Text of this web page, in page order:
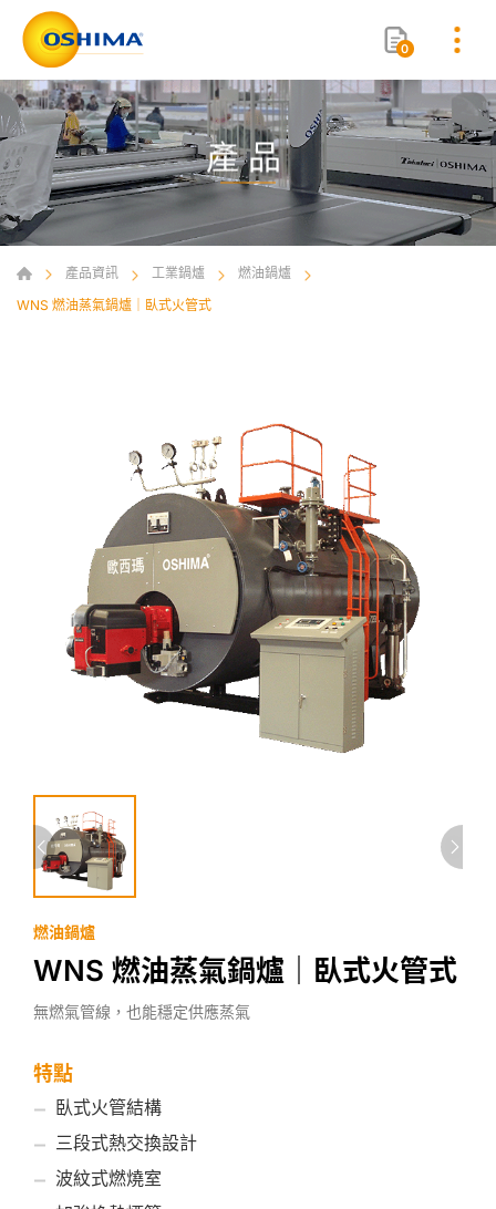
0
產品
產品資訊 工業鍋爐
燃油鍋爐
WNS 燃油蒸氣鍋爐｜臥式火管式
燃油鍋爐
WNS 燃油蒸氣鍋爐｜臥式火管式
無燃氣管線，也能穩定供應蒸氣
特點
臥式火管結構
三段式熱交換設計
波紋式燃燒室